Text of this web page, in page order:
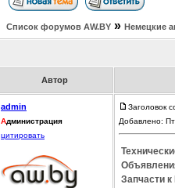
Список форумов АW.BY » Немецкие
Автор
admin
Администрация
цитировать
Заголовок
Добавлено:
Запчасти к